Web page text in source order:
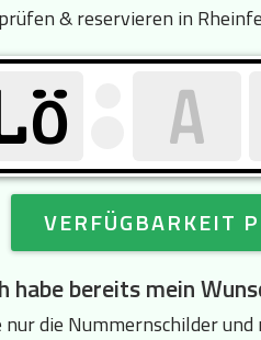
& reservieren in
VERFÜGBARKEIT
habe bereits mein
nur die Nummernschilder